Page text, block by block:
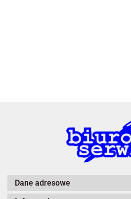
A4 Tech
Dane adresowe